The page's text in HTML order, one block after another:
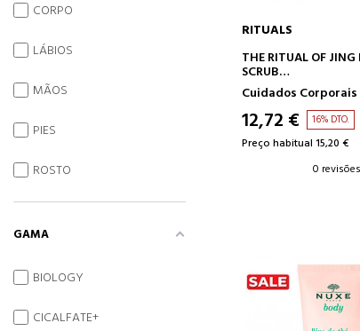
ADICIONAR AO
RITUALS
THE RITUAL OF JING
SCRUB
ESFOLIANTE
SAL
Cuidados Corporais
12,72 € 16% DTO.
Preço habitual 15,20 €
0 revisões
CORPO
LÁBIOS
MÃOS
PIES
ROSTO
GAMA
BIOLOGY
CICALFATE+